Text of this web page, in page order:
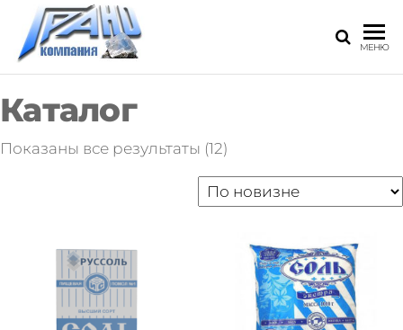
the
оптом по
МЕНЮ
Каталог
Показаны все результаты (12)
самые
недавние